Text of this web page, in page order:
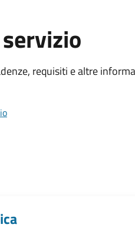
requisiti e altre